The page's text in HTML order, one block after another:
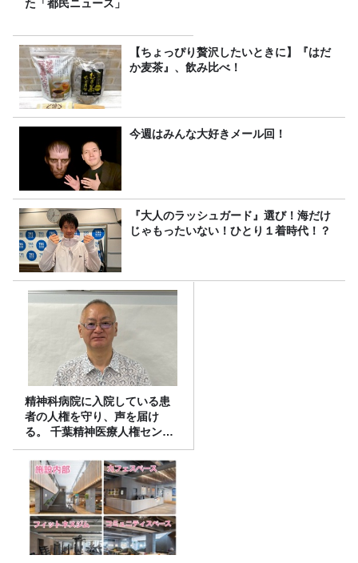
た「都民ニュース」
【ちょっぴり贅沢したいときに】『はだ
か麦茶』、飲み比べ！
今週はみんな大好きメール回！
『大人のラッシュガード』選び！海だけ
じゃもったいない！ひとり１着時代！？
精神科病院に入院している患
者の人権を守り、声を届け
る。 千葉精神医療人権センタ
ーの取り組み